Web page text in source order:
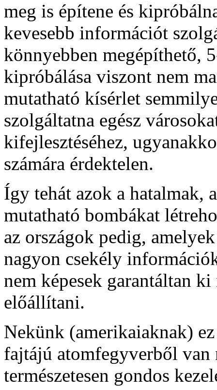
meg is építene és
kevesebb információt
könnyebben megépíthető,
kipróbálása viszont nem
mutatható kísérlet
szolgáltatna egész
kifejlesztéséhez,
számára érdektelen.
Így tehát azok a hatalmak,
mutatható bombákat
az országok pedig,
nagyon csekély
nem képesek garantáltan
előállítani.
Nekünk (amerikaiaknak)
fajtájú atomfegyverből van
természetesen gondos